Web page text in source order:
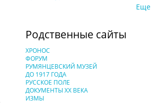
Еще
Родственные сайты
ХРОНОС
ФОРУМ
РУМЯНЦЕВСКИЙ МУЗЕЙ
ДО 1917 ГОДА
РУССКОЕ ПОЛЕ
ДОКУМЕНТЫ XX ВЕКА
ИЗМЫ